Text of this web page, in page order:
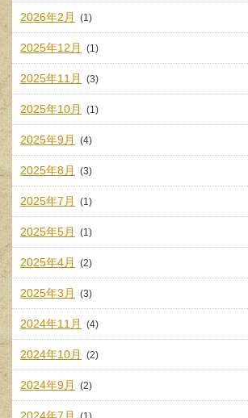
2026年2月 (1)
2025年12月 (1)
2025年11月 (3)
2025年10月 (1)
2025年9月 (4)
2025年8月 (3)
2025年7月 (1)
2025年5月 (1)
2025年4月 (2)
2025年3月 (3)
2024年11月 (4)
2024年10月 (2)
2024年9月 (2)